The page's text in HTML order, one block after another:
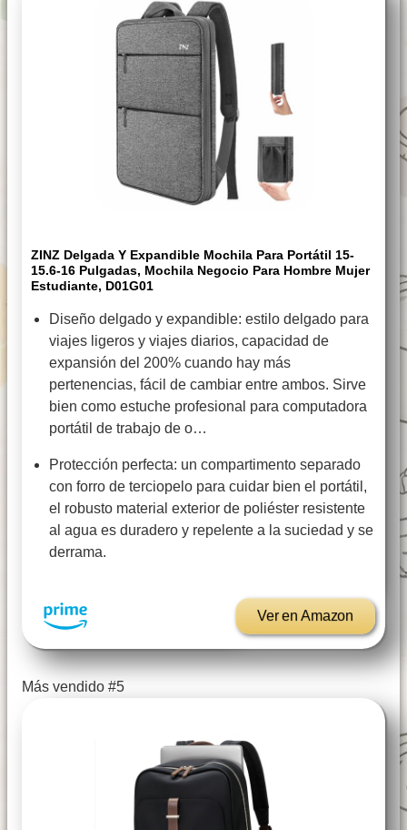
ZINZ Delgada Y Expandible Mochila Para Portátil 15-
15.6-16 Pulgadas, Mochila Negocio Para Hombre Mujer
Estudiante, D01G01
Diseño delgado y expandible: estilo delgado para
viajes ligeros y viajes diarios, capacidad de
expansión del 200% cuando hay más
pertenencias, fácil de cambiar entre ambos. Sirve
bien como estuche profesional para computadora
portátil de trabajo de o…
Protección perfecta: un compartimento separado
con forro de terciopelo para cuidar bien el portátil,
el robusto material exterior de poliéster resistente
al agua es duradero y repelente a la suciedad y se
derrama.
Ver en Amazon
Más vendido #5